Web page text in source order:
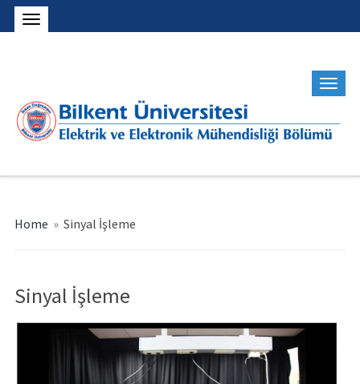
Home » Sinyal İşleme
Sinyal İşleme